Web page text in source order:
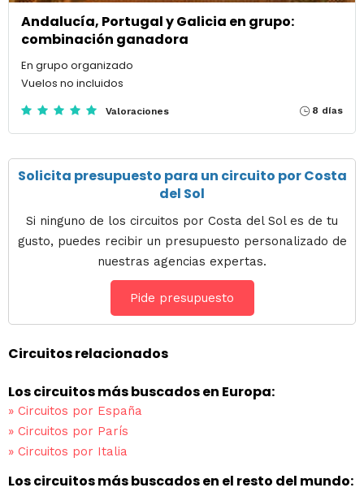
Andalucía, Portugal y Galicia en grupo:
combinación ganadora
En grupo organizado
Vuelos no incluidos
Valoraciones 8 días
Solicita presupuesto para un circuito por Costa
del Sol
Si ninguno de los circuitos por Costa del Sol es de tu
gusto, puedes recibir un presupuesto personalizado de
nuestras agencias expertas.
Pide presupuesto
Circuitos relacionados
Los circuitos más buscados en Europa:
» Circuitos por España
» Circuitos por París
» Circuitos por Italia
Los circuitos más buscados en el resto del mundo: